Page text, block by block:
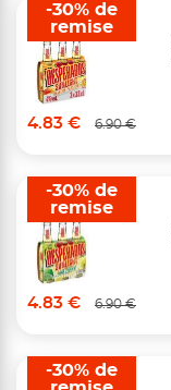
4.83 € 6.90 €
-30% de
remise
4.83 € 6.90 €
-30% de
remise
-30% de